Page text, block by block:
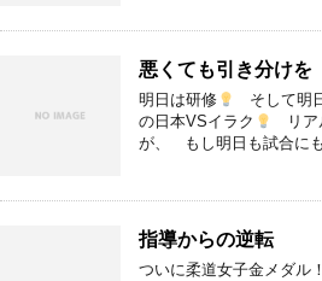
悪くても引き分けを
明日は研修
そして明
の日本VSイラク
リア
が、 もし明日も試合に
指導からの逆転
ついに柔道女子金メダル